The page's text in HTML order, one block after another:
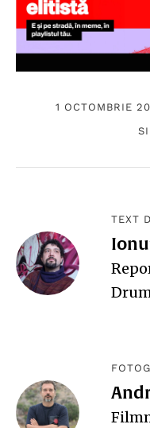
1 OCTOMBRIE
TEXT